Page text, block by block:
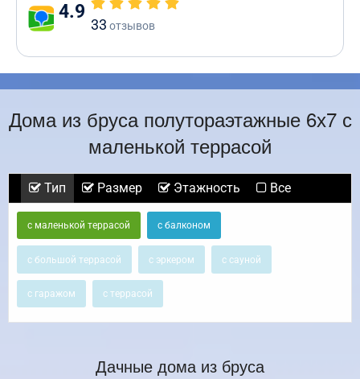
4.9
33 отзывов
Дома из бруса полутораэтажные 6х7 с
маленькой террасой
Тип Размер Этажность Все
с маленькой террасой с балконом
с большой террасой с эркером с сауной
с гаражом с террасой
Дачные дома из бруса